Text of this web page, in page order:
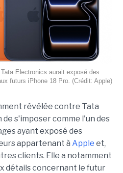
Electronics aurait exposé des
futurs iPhone 18 Pro. (Crédit: Apple)
révélée contre Tata
s'imposer comme l'un des
ayant exposé des
appartenant à Apple et,
clients. Elle a notamment
détails concernant le futur